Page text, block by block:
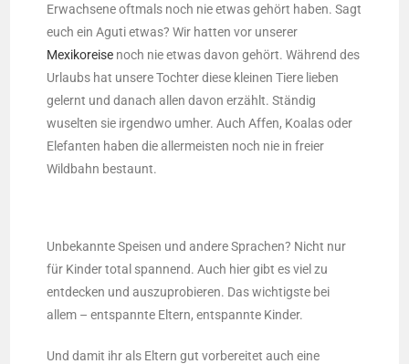
Erwachsene oftmals noch nie etwas gehört haben. Sagt
euch ein Aguti etwas? Wir hatten vor unserer
Mexikoreise noch nie etwas davon gehört. Während des
Urlaubs hat unsere Tochter diese kleinen Tiere lieben
gelernt und danach allen davon erzählt. Ständig
wuselten sie irgendwo umher. Auch Affen, Koalas oder
Elefanten haben die allermeisten noch nie in freier
Wildbahn bestaunt.
Unbekannte Speisen und andere Sprachen? Nicht nur
für Kinder total spannend. Auch hier gibt es viel zu
entdecken und auszuprobieren. Das wichtigste bei
allem – entspannte Eltern, entspannte Kinder.
Und damit ihr als Eltern gut vorbereitet auch eine